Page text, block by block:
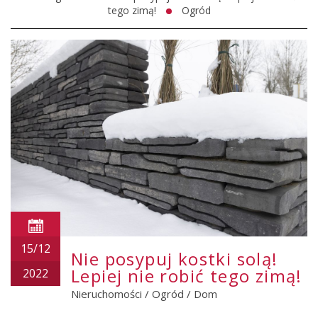
tego zimą!
Ogród
15/12
2022
Nie posypuj kostki solą!
Lepiej nie robić tego zimą!
Nieruchomości / Ogród / Dom